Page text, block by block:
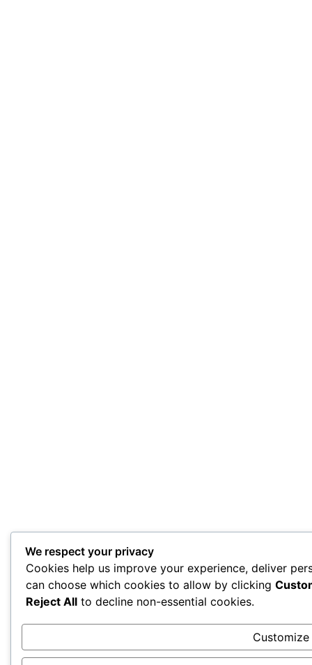
We respect your privacy
Cookies help us improve your experience, deliver
can choose which cookies to allow by clicking
Reject All to decline non-essential cookies.
Customize